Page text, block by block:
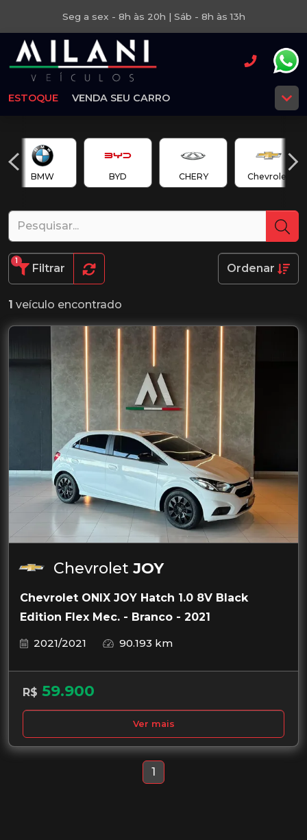
Seg a sex - 8h às 20h | Sáb - 8h às 13h
ESTOQUE VENDA SEU CARRO
BMW BYD CHERY Chevrolet
Filtrar
1
Ordenar
1 veículo encontrado
Chevrolet JOY
Chevrolet ONIX JOY Hatch 1.0 8V Black
Edition Flex Mec. - Branco - 2021
2021/2021
90.193 km
R$ 59.900
Ver mais
1